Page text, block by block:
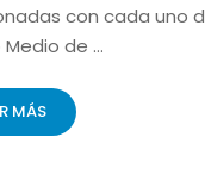
con cada uno
de …
MÁS